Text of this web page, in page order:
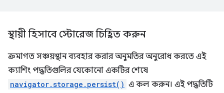
স্থায়ী হিসাবে স্টোরেজ চিহ্নিত করুন
ক্রমাগত সঞ্চয়স্থান ব্যবহার করার অনুমতির অনুরোধ করতে এই
ক্যাশিং পদ্ধতিগুলির যেকোনো একটির শেষে
navigator.storage.persist() এ কল করুন। এই পদ্ধতিটি